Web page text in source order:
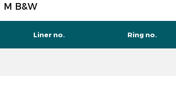
M B&W
Liner no. Ring no.